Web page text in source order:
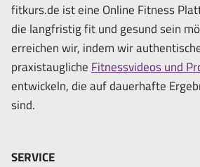
fitkurs.de ist eine Online Fitness
die langfristig fit und gesund sein
erreichen wir, indem wir
praxistaugliche Fitnessvideos und
entwickeln, die auf dauerhafte
sind.
SERVICE